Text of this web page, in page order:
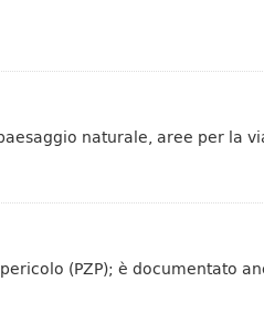
naturale, aree per la
(PZP); è documentato